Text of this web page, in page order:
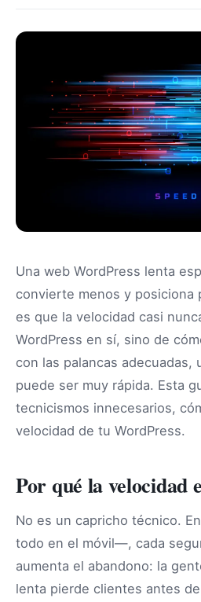
Una web WordPress lenta
convierte menos y posiciona
es que la velocidad casi
WordPress en sí, sino de
con las palancas adecuadas,
puede ser muy rápida. Esta
tecnicismos innecesarios,
velocidad de tu WordPress.
Por qué la velocidad
No es un capricho técnico.
todo en el móvil—, cada
aumenta el abandono: la
lenta pierde clientes antes